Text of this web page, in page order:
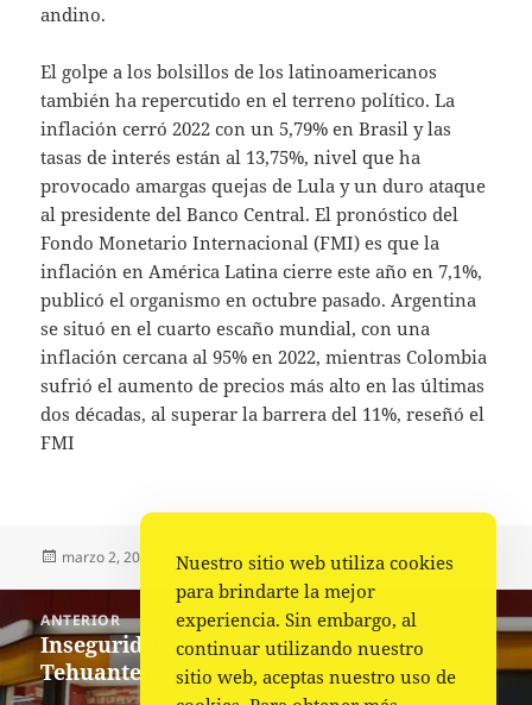
andino.
El golpe a los bolsillos de los latinoamericanos
también ha repercutido en el terreno político. La
inflación cerró 2022 con un 5,79% en Brasil y las
tasas de interés están al 13,75%, nivel que ha
provocado amargas quejas de Lula y un duro ataque
al presidente del Banco Central. El pronóstico del
Fondo Monetario Internacional (FMI) es que la
inflación en América Latina cierre este año en 7,1%,
publicó el organismo en octubre pasado. Argentina
se situó en el cuarto escaño mundial, con una
inflación cercana al 95% en 2022, mientras Colombia
sufrió el aumento de precios más alto en las últimas
dos décadas, al superar la barrera del 11%, reseñó el
FMI
Publicado
marzo 2, 2023 Autor
Fuente Categorías
Nacional,Portada
de
entradas
ANTERIOR
Entrada
anterior:
Inseguridad y violencia se disparan en
Tehuantepec, ahora asaltan otro OXXO
Nuestro sitio web utiliza cookies
para brindarte la mejor
experiencia. Sin embargo, al
continuar utilizando nuestro
sitio web, aceptas nuestro uso de